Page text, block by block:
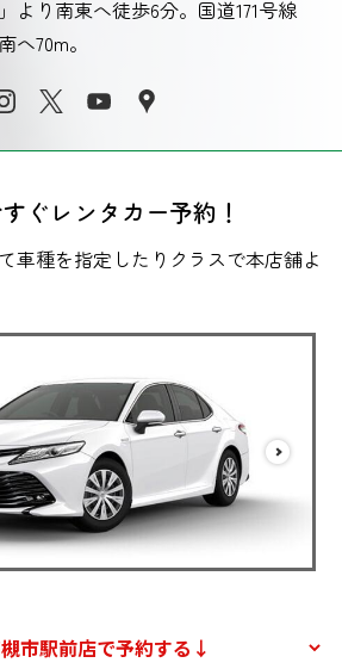
より南東へ徒歩6分。国道171号線
へ70m。
ぐレンタカー予約！
車種を指定したりクラスで本店舗よ